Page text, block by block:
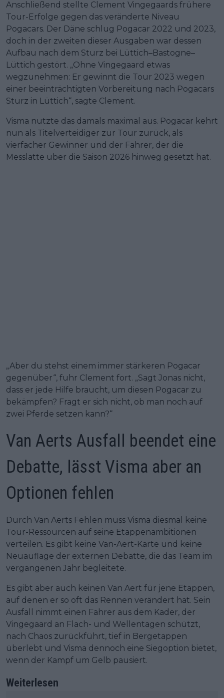
Anschließend stellte Clement Vingegaards frühere
Tour-Erfolge gegen das veränderte Niveau
Pogacars. Der Däne schlug Pogacar 2022 und 2023,
doch in der zweiten dieser Ausgaben war dessen
Aufbau nach dem Sturz bei Lüttich–Bastogne–
Lüttich gestört. „Ohne Vingegaard etwas
wegzunehmen: Er gewinnt die Tour 2023 wegen
einer beeinträchtigten Vorbereitung nach Pogacars
Sturz in Lüttich“, sagte Clement.
Visma nutzte das damals maximal aus. Pogacar kehrt
nun als Titelverteidiger zur Tour zurück, als
vierfacher Gewinner und der Fahrer, der die
Messlatte über die Saison 2026 hinweg gesetzt hat.
„Aber du stehst einem immer stärkeren Pogacar
gegenüber“, fuhr Clement fort. „Sagt Jonas nicht,
dass er jede Hilfe braucht, um diesen Pogacar zu
bekämpfen? Fragt er sich nicht, ob man noch auf
zwei Pferde setzen kann?“
Van Aerts Ausfall beendet eine
Debatte, lässt Visma aber an
Optionen fehlen
Durch Van Aerts Fehlen muss Visma diesmal keine
Tour-Ressourcen auf seine Etappenambitionen
verteilen. Es gibt keine Van-Aert-Karte und keine
Neuauflage der externen Debatte, die das Team im
vergangenen Jahr begleitete.
Es gibt aber auch keinen Van Aert für jene Etappen,
auf denen er so oft das Rennen verändert hat. Sein
Ausfall nimmt einen Fahrer aus dem Kader, der
Vingegaard an Flach- und Wellentagen schützt,
nach Chaos zurückführt, tief in Bergetappen
überlebt und Visma dennoch eine Siegoption bietet,
wenn der Kampf um Gelb pausiert.
Weiterlesen